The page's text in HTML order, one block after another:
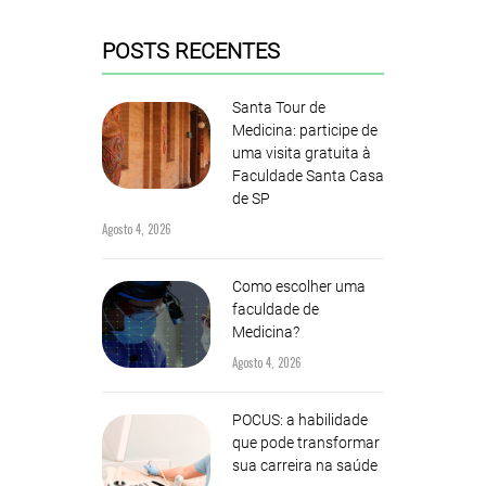
POSTS RECENTES
Santa Tour de
Medicina: participe de
uma visita gratuita à
Faculdade Santa Casa
de SP
Agosto 4, 2026
Como escolher uma
faculdade de
Medicina?
Agosto 4, 2026
POCUS: a habilidade
que pode transformar
sua carreira na saúde